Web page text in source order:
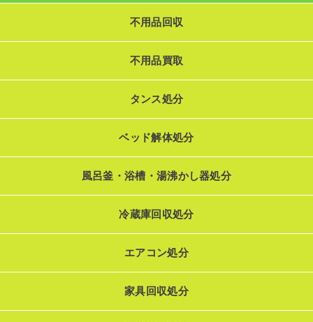
不用品回収
不用品買取
タンス処分
ベッド解体処分
風呂釜・浴槽・湯沸かし器処分
冷蔵庫回収処分
エアコン処分
家具回収処分